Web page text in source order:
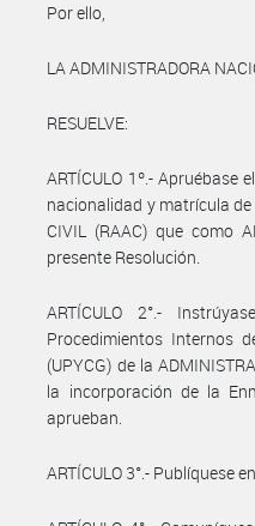
Por ello,
LA ADMINISTRADORA
RESUELVE:
ARTÍCULO 1º.-
nacionalidad y matrícula de
CIVIL (RAAC) que como
presente Resolución.
ARTÍCULO 2°.-
Procedimientos Internos
(UPYCG) de la
la incorporación de la
aprueban.
ARTÍCULO 3°.- Publíquese